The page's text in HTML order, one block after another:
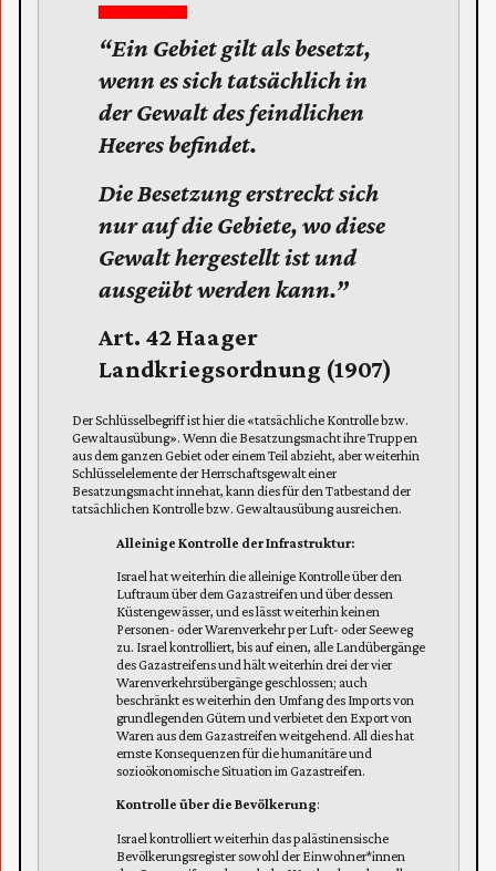
“Ein Gebiet gilt als besetzt,
wenn es sich tatsächlich in
der Gewalt des feindlichen
Heeres befindet.
Die Besetzung erstreckt sich
nur auf die Gebiete, wo diese
Gewalt hergestellt ist und
ausgeübt werden kann.”
Art. 42 Haager
Landkriegsordnung (1907)
Der Schlüsselbegriff ist hier die «tatsächliche Kontrolle bzw.
Gewaltausübung». Wenn die Besatzungsmacht ihre Truppen
aus dem ganzen Gebiet oder einem Teil abzieht, aber weiterhin
Schlüsselelemente der Herrschaftsgewalt einer
Besatzungsmacht innehat, kann dies für den Tatbestand der
tatsächlichen Kontrolle bzw. Gewaltausübung ausreichen.
Alleinige Kontrolle der Infrastruktur:
Israel hat weiterhin die alleinige Kontrolle über den
Luftraum über dem Gazastreifen und über dessen
Küstengewässer, und es lässt weiterhin keinen
Personen- oder Warenverkehr per Luft- oder Seeweg
zu. Israel kontrolliert, bis auf einen, alle Landübergänge
des Gazastreifens und hält weiterhin drei der vier
Warenverkehrsübergänge geschlossen; auch
beschränkt es weiterhin den Umfang des Imports von
grundlegenden Gütern und verbietet den Export von
Waren aus dem Gazastreifen weitgehend. All dies hat
ernste Konsequenzen für die humanitäre und
sozioökonomische Situation im Gazastreifen.
Kontrolle über die Bevölkerung:
Israel kontrolliert weiterhin das palästinensische
Bevölkerungsregister sowohl der Einwohner*innen